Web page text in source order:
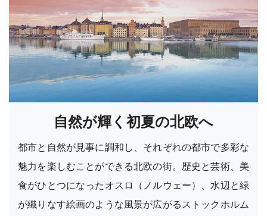
自然が輝く初夏の北欧へ
都市と自然が見事に調和し、それぞれの都市で多彩な
魅力を楽しむことができる北欧の街。歴史と芸術、美
食がひとつになったオスロ（ノルウェー）、水辺と緑
が織りなす絵画のような風景が広がるストックホルム